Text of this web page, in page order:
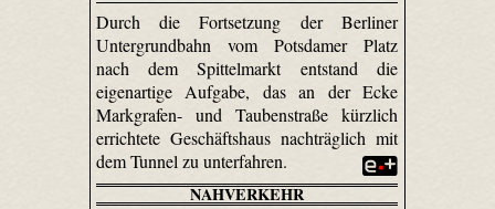
Durch die Fortsetzung der Berliner
Untergrundbahn vom Potsdamer Platz
nach dem Spittelmarkt entstand die
eigenartige Aufgabe, das an der Ecke
Markgrafen- und Tauben­straße kürzlich
errichtete Geschäftshaus nachträglich mit
dem Tunnel zu unterfahren.
NAHVERKEHR